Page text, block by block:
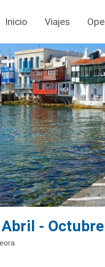
Inicio Viajes
-